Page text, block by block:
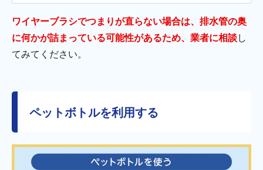
ワイヤーブラシでつまりが直らない場合は、排水管の奥
に何かが詰まっている可能性があるため、業者に相談し
てみてください。
ペットボトルを利用する